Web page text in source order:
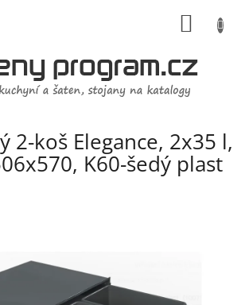
2-koš Elegance, 2x35 l,
K60-šedý plast